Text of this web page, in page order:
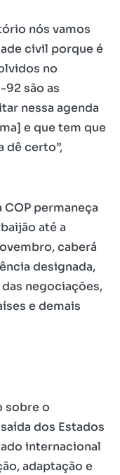
nós vamos
civil porque é
no
92 são as
nessa agenda
e que tem que
dê certo”,
permaneça
até a
caberá
designada,
negociações,
e demais
sobre o
dos Estados
internacional
adaptação e